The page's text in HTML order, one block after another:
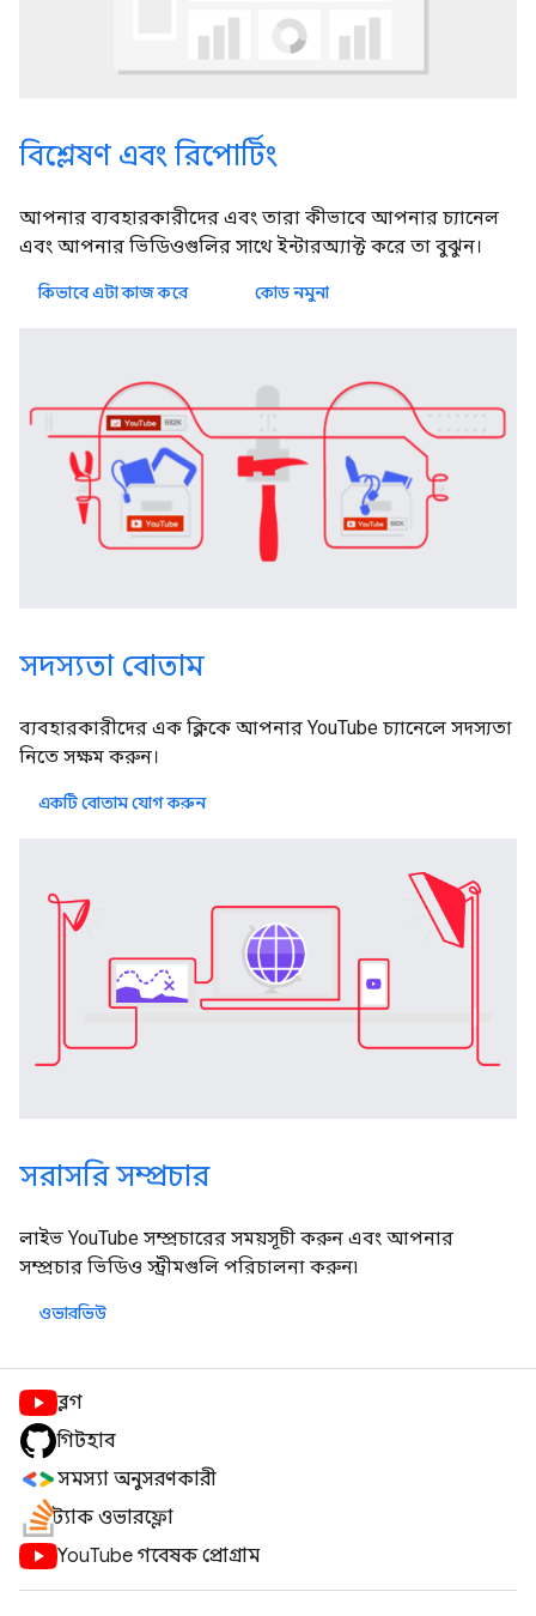
বিশ্লেষণ এবং রিপোর্টিং
আপনার ব্যবহারকারীদের এবং তারা কীভাবে আপনার চ্যানেল
এবং আপনার ভিডিওগুলির সাথে ইন্টারঅ্যাক্ট করে তা বুঝুন।
কিভাবে এটা কাজ করে কোড নমুনা
সদস্যতা বোতাম
ব্যবহারকারীদের এক ক্লিকে আপনার YouTube চ্যানেলে সদস্যতা
নিতে সক্ষম করুন।
একটি বোতাম যোগ করুন
সরাসরি সম্প্রচার
লাইভ YouTube সম্প্রচারের সময়সূচী করুন এবং আপনার
সম্প্রচার ভিডিও স্ট্রীমগুলি পরিচালনা করুন৷
ওভারভিউ
ব্লগ
গিটহাব
সমস্যা অনুসরণকারী
স্ট্যাক ওভারফ্লো
YouTube গবেষক প্রোগ্রাম